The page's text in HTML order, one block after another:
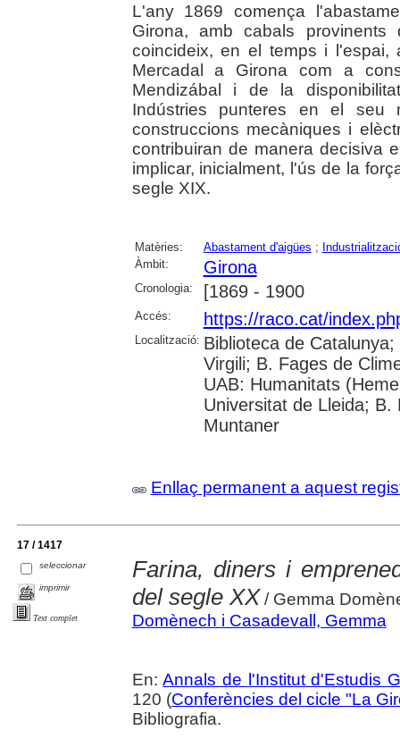
L'any 1869 comença
Girona, amb cabals
coincideix, en el temps i l'espai,
Mercadal a Girona com a
Mendizábal i de la
Indústries punteres en el seu
construccions mecàniques i
contribuiran de manera decisiva
implicar, inicialment, l'ús de la
segle XIX.
Matèries: Abastament d'aigües ;
Àmbit:
Girona
Cronologia: [1869 - 1900
Accés: https://raco.cat/
Localització: Biblioteca de
Virgili; B. Fages de
UAB: Humanitats
Universitat de Lleida;
Muntaner
Enllaç permanent a aquest
17 / 1417
seleccionar
imprimir
Text complet
Farina, diners i
del segle XX / Gemma
Domènech i Casadevall, Gemma
En:Annals de l'Institut d'Estudis
120 (Conferències del cicle "La
Bibliografia.